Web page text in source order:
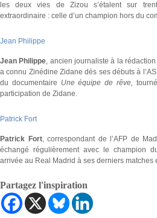
les deux vies de Zizou s’étalent sur
extraordinaire : celle d’un champion hors du
Jean Philippe
Jean Philippe, ancien journaliste à la
a connu Zinédine Zidane dès ses débuts à
du documentaire Une équipe de rêve,
participation de Zidane.
Patrick Fort
Patrick Fort, correspondant de l’AFP de
échangé régulièrement avec le champion
arrivée au Real Madrid à ses derniers matches
Partagez l'inspiration